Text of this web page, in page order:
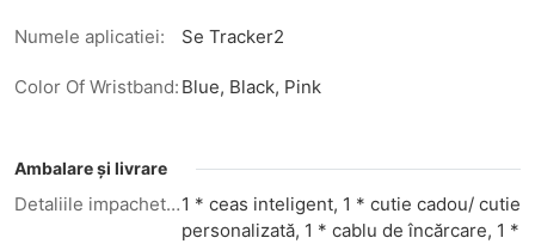
Numele aplicatiei: Se Tracker2
Color Of Wristband: Blue, Black, Pink
Ambalare și livrare
Detaliile impachetarii1 * ceas inteligent, 1 * cutie cadou/ cutie
personalizată, 1 * cablu de încărcare, 1 *